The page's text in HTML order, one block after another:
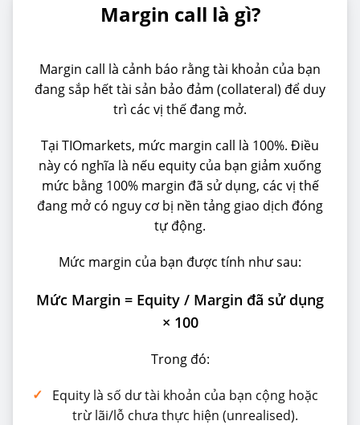
Margin call là gì?
Margin call là cảnh báo rằng tài khoản của bạn
đang sắp hết tài sản bảo đảm (collateral) để duy
trì các vị thế đang mở.
Tại TIOmarkets, mức margin call là 100%. Điều
này có nghĩa là nếu equity của bạn giảm xuống
mức bằng 100% margin đã sử dụng, các vị thế
đang mở có nguy cơ bị nền tảng giao dịch đóng
tự động.
Mức margin của bạn được tính như sau:
Mức Margin = Equity / Margin đã sử dụng
× 100
Trong đó:
✓
Equity là số dư tài khoản của bạn cộng hoặc
trừ lãi/lỗ chưa thực hiện (unrealised).